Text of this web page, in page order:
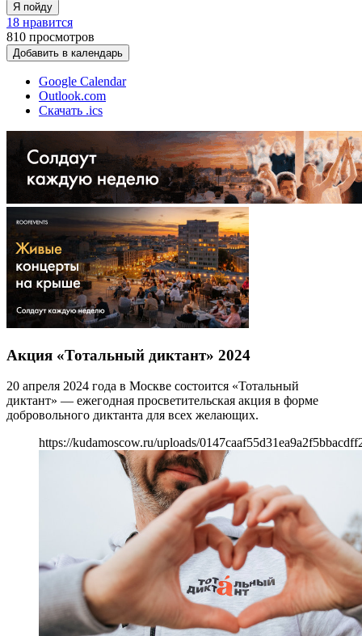
Я пойду
18 нравится
810 просмотров
Добавить в календарь
Google Calendar
Outlook.com
Скачать .ics
Акция «Тотальный диктант» 2024
20 апреля 2024 года в Москве состоится «Тотальный
диктант» — ежегодная просветительская акция в форме
добровольного диктанта для всех желающих.
https://kudamoscow.ru/uploads/